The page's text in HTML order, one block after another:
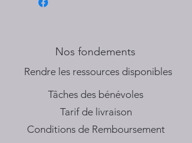
Nos fondements
​Rendre les ressources disponibles
Tâches des bénévoles
Tarif de livraison
Conditions de Remboursement